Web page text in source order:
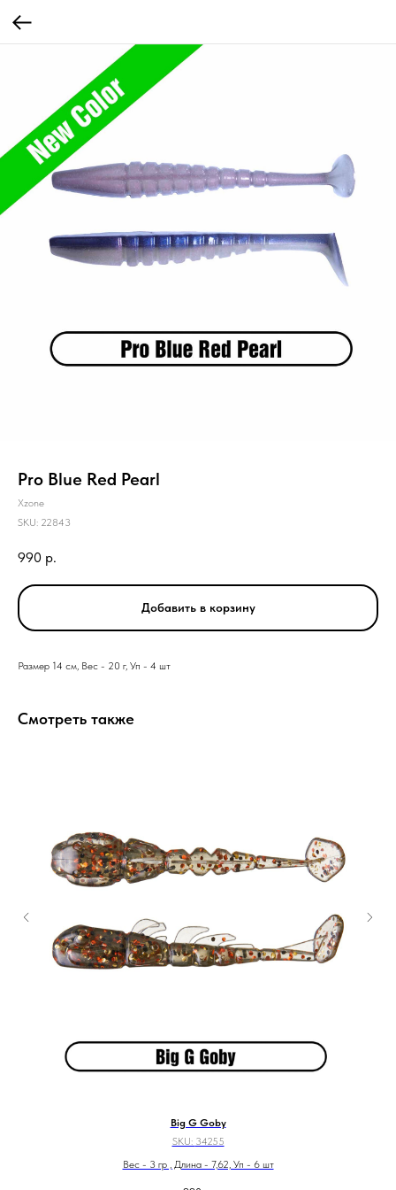
Pro Blue Red Pearl
Xzone
SKU: 22843
990 р.
Добавить в корзину
Размер 14 см, Вес - 20 г, Уп - 4 шт
Смотреть также
Big G Goby
SKU: 34255
Вес - 3 гр , Длина - 7,62, Уп - 6 шт